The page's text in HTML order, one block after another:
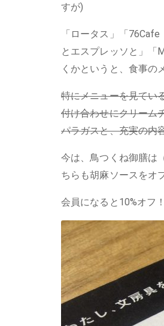
すが)
「ロータス」「
とエスプレッソと」「
くかというと、食事の
特にメニューを見てい
付け合わせにクリーム
パラガスと、充実の内
今は、鳥つくね御膳は
ちらも胡麻ソースをオ
会員になると10%オフ